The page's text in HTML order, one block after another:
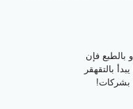
بالطبع فإن
بالتقهقر
بشركات!